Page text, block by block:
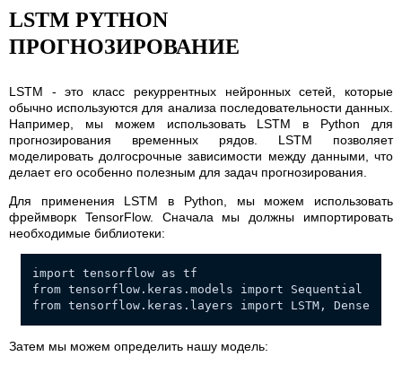
LSTM PYTHON
ПРОГНОЗИРОВАНИЕ
LSTM - это класс рекуррентных нейронных сетей, которые
обычно используются для анализа последовательности данных.
Например, мы можем использовать LSTM в Python для
прогнозирования временных рядов. LSTM позволяет
моделировать долгосрочные зависимости между данными, что
делает его особенно полезным для задач прогнозирования.
Для применения LSTM в Python, мы можем использовать
фреймворк TensorFlow. Сначала мы должны импортировать
необходимые библиотеки:
import tensorflow as tf
from tensorflow.keras.models import Sequential
from tensorflow.keras.layers import LSTM, Dense
Затем мы можем определить нашу модель: